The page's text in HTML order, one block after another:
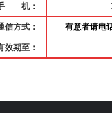
机：
信方式： 有意者请电
效期至：